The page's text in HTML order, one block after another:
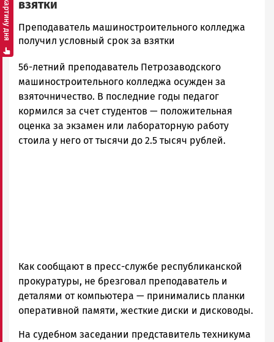
взятки
admintimur
Новости
и
Карелии
|
Петрозаводск
ГОВОРИТ
Преподаватель машиностроительного колледжа
получил условный срок за взятки
56-летний преподаватель Петрозаводского
машиностроительного колледжа осужден за
взяточничество. В последние годы педагог
кормился за счет студентов — положительная
оценка за экзамен или лабораторную работу
стоила у него от тысячи до 2.5 тысяч рублей.
Как сообщают в пресс-службе республиканской
прокуратуры, не брезговал преподаватель и
деталями от компьютера — принимались планки
оперативной памяти, жесткие диски и дисководы.
На судебном заседании представитель техникума